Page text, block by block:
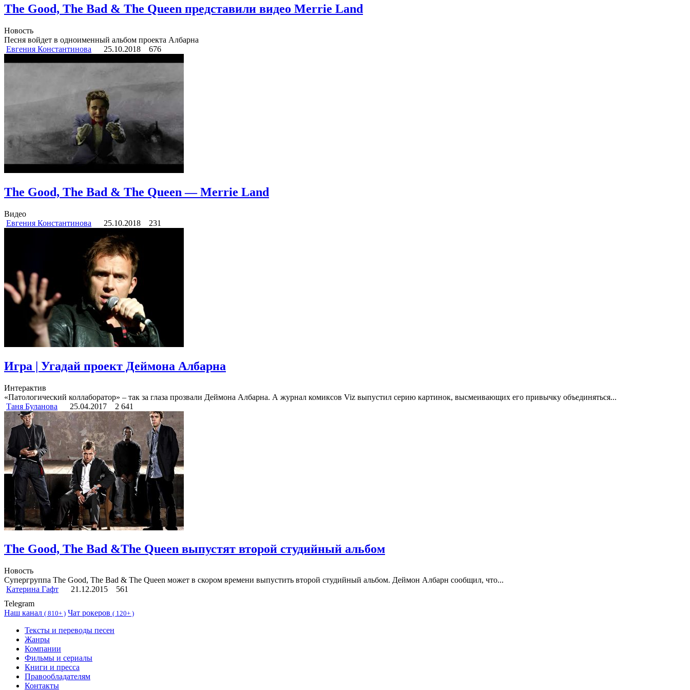
The Good, The Bad & The Queen представили видео Merrie Land
Новость
Песня войдет в одноименный альбом проекта Албарна
Евгения Константинова
25.10.2018 676
The Good, The Bad & The Queen — Merrie Land
Видео
Евгения Константинова
25.10.2018 231
Игра | Угадай проект Деймона Албарна
Интерактив
«Патологический коллаборатор» ‒ так за глаза прозвали Деймона Албарна. А журнал комиксов Viz выпустил серию картинок, высмеивающих его привычку объединяться...
Таня Буланова
25.04.2017 2 641
The Good, The Bad &The Queen выпустят второй студийный альбом
Новость
Супергруппа The Good, The Bad & The Queen может в скором времени выпустить второй студийный альбом. Деймон Албарн сообщил, что...
Катерина Гафт
21.12.2015
561
Telegram
Наш канал ( 810+ ) Чат рокеров ( 120+ )
Тексты и переводы песен
Жанры
Компании
Фильмы и сериалы
Книги и пресса
Правообладателям
Контакты